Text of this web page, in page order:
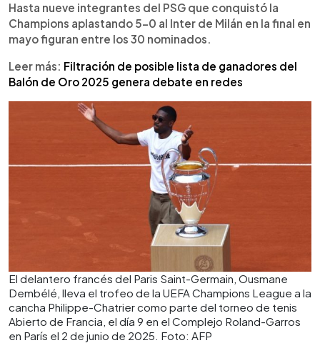
Hasta nueve integrantes del PSG que conquistó la
Champions aplastando 5-0 al Inter de Milán en la final en
mayo figuran entre los 30 nominados.
Leer más: Filtración de posible lista de ganadores del
Balón de Oro 2025 genera debate en redes
El delantero francés del Paris Saint-Germain, Ousmane
Dembélé, lleva el trofeo de la UEFA Champions League a la
cancha Philippe-Chatrier como parte del torneo de tenis
Abierto de Francia, el día 9 en el Complejo Roland-Garros
en París el 2 de junio de 2025. Foto: AFP